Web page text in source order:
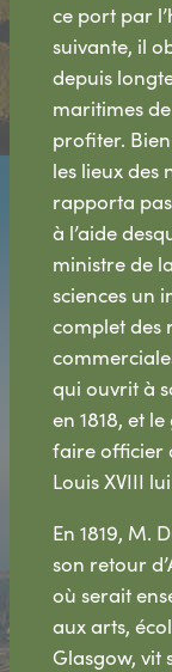
ce port par
suivante, il
depuis
maritimes de
profiter.
les lieux des
rapporta
à l’aide
ministre de
sciences un
complet des
qui ouvrit à
en 1818, et
faire officier
Louis XVIII
En 1819, M.
son retour
où serait
aux arts,
Glasgow, vit